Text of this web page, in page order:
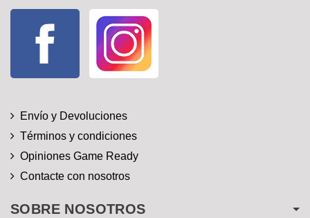
Facebook
Envío y Devoluciones
Términos y condiciones
Opiniones Game Ready
Contacte con nosotros
SOBRE NOSOTROS